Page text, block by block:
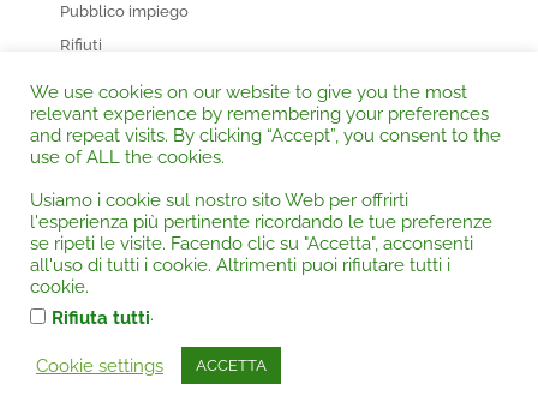
Pubblico impiego
Rifiuti
Sicurezza sul lavoro
Tutela dei consumatori
ABBONATI SUBITO alla Rivista e Banca Dati di
Giurisprudenza
We use cookies on our website to give you the most
relevant experience by remembering your preferences
and repeat visits. By clicking “Accept”, you consent to the
use of ALL the cookies.
Usiamo i cookie sul nostro sito Web per offrirti
l'esperienza più pertinente ricordando le tue preferenze
se ripeti le visite. Facendo clic su "Accetta", acconsenti
all'uso di tutti i cookie. Altrimenti puoi rifiutare tutti i
cookie.
Rifiuta tutti.
Cookie settings ACCETTA